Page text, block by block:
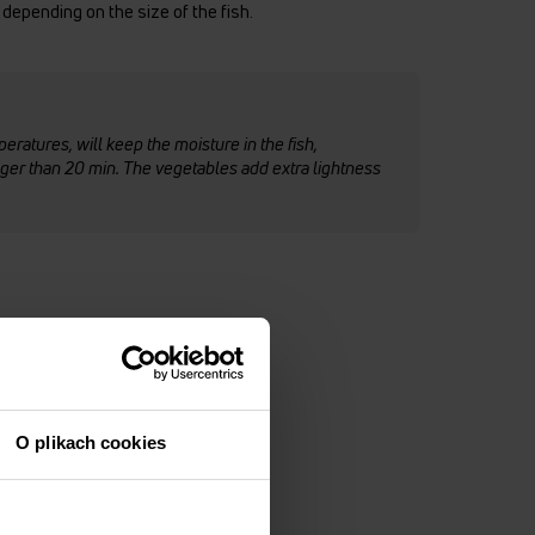
O plikach cookies
on the size of the fish.
will keep the moisture in the fish,
than 20 min. The vegetables add extra lightness